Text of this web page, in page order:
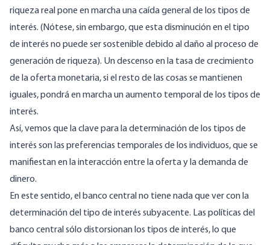
riqueza real pone en marcha una caída general de los tipos de
interés. (Nótese, sin embargo, que esta disminución en el tipo
de interés no puede ser sostenible debido al daño al proceso de
generación de riqueza). Un descenso en la tasa de crecimiento
de la oferta monetaria, si el resto de las cosas se mantienen
iguales, pondrá en marcha un aumento temporal de los tipos de
interés.
Así, vemos que la clave para la determinación de los tipos de
interés son las preferencias temporales de los individuos, que se
manifiestan en la interacción entre la oferta y la demanda de
dinero.
En este sentido, el banco central no tiene nada que ver con la
determinación del tipo de interés subyacente. Las políticas del
banco central sólo distorsionan los tipos de interés, lo que